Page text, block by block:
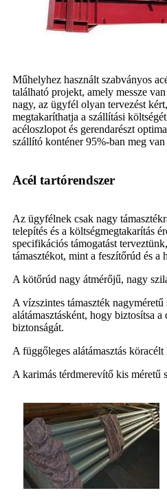
Műhelyhez használt szabványos
található projekt, amely messze
nagy, az ügyfél olyan tervezést
megtakaríthatja a szállítási
acéloszlopot és gerendarészt
szállító konténer 95%-ban meg
Acél tartórendszer
Az ügyfélnek csak nagy
telepítés és a költségmegtakarítás
specifikációs támogatást
támasztékot, mint a feszítőrúd és a
A kötőrúd nagy átmérőjű, nagy
A vízszintes támaszték
alátámasztásként, hogy biztosítsa a
biztonságát.
A függőleges alátámasztás köracélt
A karimás térdmerevítő kis méretű